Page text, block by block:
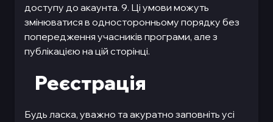
доступу до акаунта. 9. Ці умови можуть
змінюватися в односторонньому порядку без
попередження учасників програми, але з
публікацією на цій сторінці.
Реєстрація
Будь ласка, уважно та акуратно заповніть усі